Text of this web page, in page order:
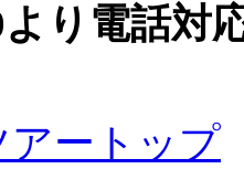
より電話
ートップ